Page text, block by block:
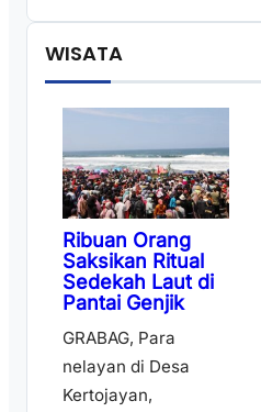
WISATA
Ribuan Orang
Saksikan Ritual
Sedekah Laut di
Pantai Genjik
GRABAG, Para
nelayan di Desa
Kertojayan,